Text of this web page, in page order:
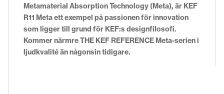
Metamaterial Absorption Technology (Meta), är KEF
R11 Meta ett exempel på passionen för innovation
som ligger till grund för KEF:s designfilosofi.
Kommer närmre THE KEF REFERENCE Meta-serien i
ljudkvalité än någonsin tidigare.